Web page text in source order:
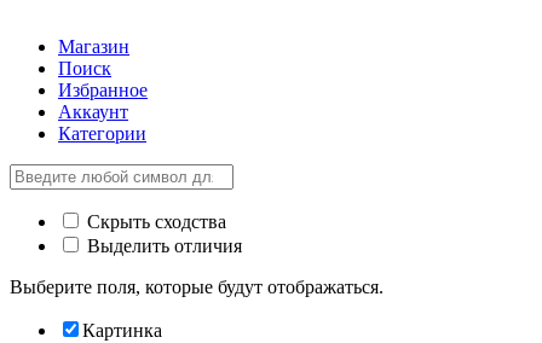
Магазин
Поиск
Избранное
Аккаунт
Категории
Скрыть сходства
Выделить отличия
Выберите поля, которые будут отображаться.
Картинка